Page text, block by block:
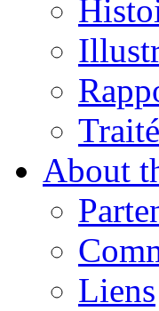
About
Liens